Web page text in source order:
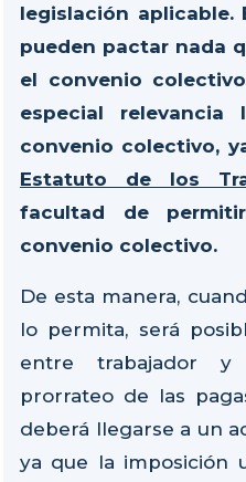
legislación aplicable.
pueden pactar nada
el convenio
especial
convenio colectivo,
Estatuto de los
facultad de
convenio colectivo.
De esta manera,
lo permita, será
entre trabajador y
prorrateo de las
deberá llegarse a un
ya que la imposición